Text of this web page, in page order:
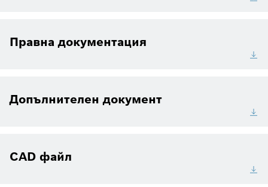
Правна документация
Допълнителен документ
CAD файл